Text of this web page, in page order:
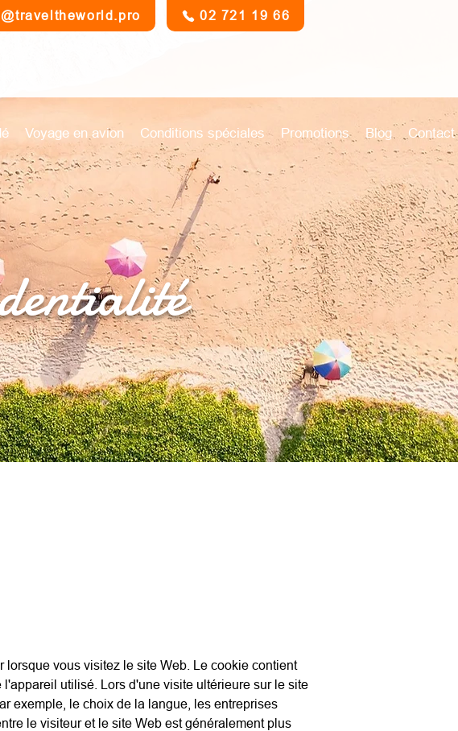
02 721 19 66
Voyage en avion Conditions spéciales Promotions Blog Contact
vous visitez le site Web. Le cookie contient
utilisé. Lors d'une visite ultérieure sur le site
exemple, le choix de la langue, les entreprises
le visiteur et le site Web est généralement plus